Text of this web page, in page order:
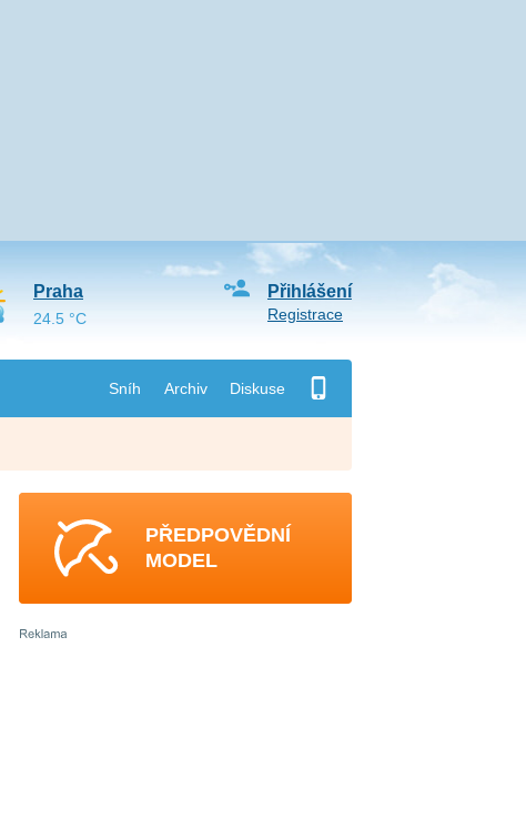
Sníh Archiv Diskuse
Přihlášení
Registrace
Praha
24.5 °C
PŘEDPOVĚDNÍ
MODEL